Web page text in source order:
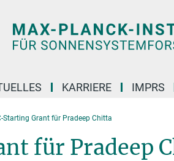
KARRIERE IMPRS
Starting Grant für Pradeep Chitta
für Pradeep